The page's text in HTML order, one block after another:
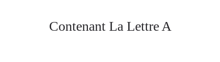
Contenant La Lettre A